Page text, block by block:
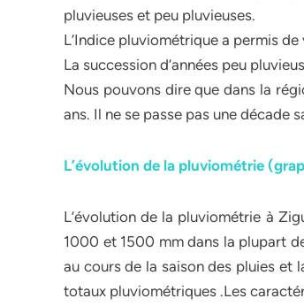
pluvieuses et peu pluvieuses.
L’Indice pluviométrique a permis
La succession d’années peu
Nous pouvons dire que dans la
ans. Il ne se passe pas une décade
L’évolution de la pluviométrie
L’évolution de la pluviométrie à
1000 et 1500 mm dans la plupart
au cours de la saison des pluies et
totaux pluviométriques .Les